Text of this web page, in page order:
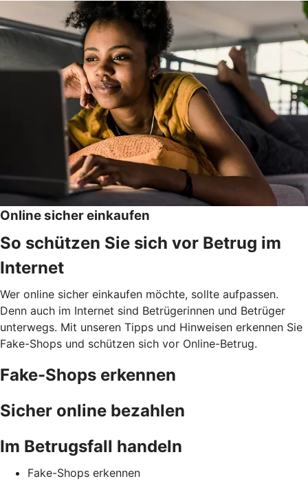
Online sicher einkaufen
So schützen Sie sich vor Betrug im
Internet
Wer online sicher einkaufen möchte, sollte aufpassen.
Denn auch im Internet sind Betrügerinnen und Betrüger
unterwegs. Mit unseren Tipps und Hinweisen erkennen Sie
Fake-Shops und schützen sich vor Online-Betrug.
Fake-Shops erkennen
Sicher online bezahlen
Im Betrugsfall handeln
Fake-Shops erkennen